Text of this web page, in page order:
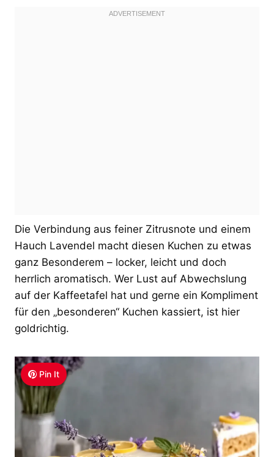
Die Verbindung aus feiner Zitrusnote und einem
Hauch Lavendel macht diesen Kuchen zu etwas
ganz Besonderem – locker, leicht und doch
herrlich aromatisch. Wer Lust auf Abwechslung
auf der Kaffeetafel hat und gerne ein Kompliment
für den „besonderen“ Kuchen kassiert, ist hier
goldrichtig.
Pin It